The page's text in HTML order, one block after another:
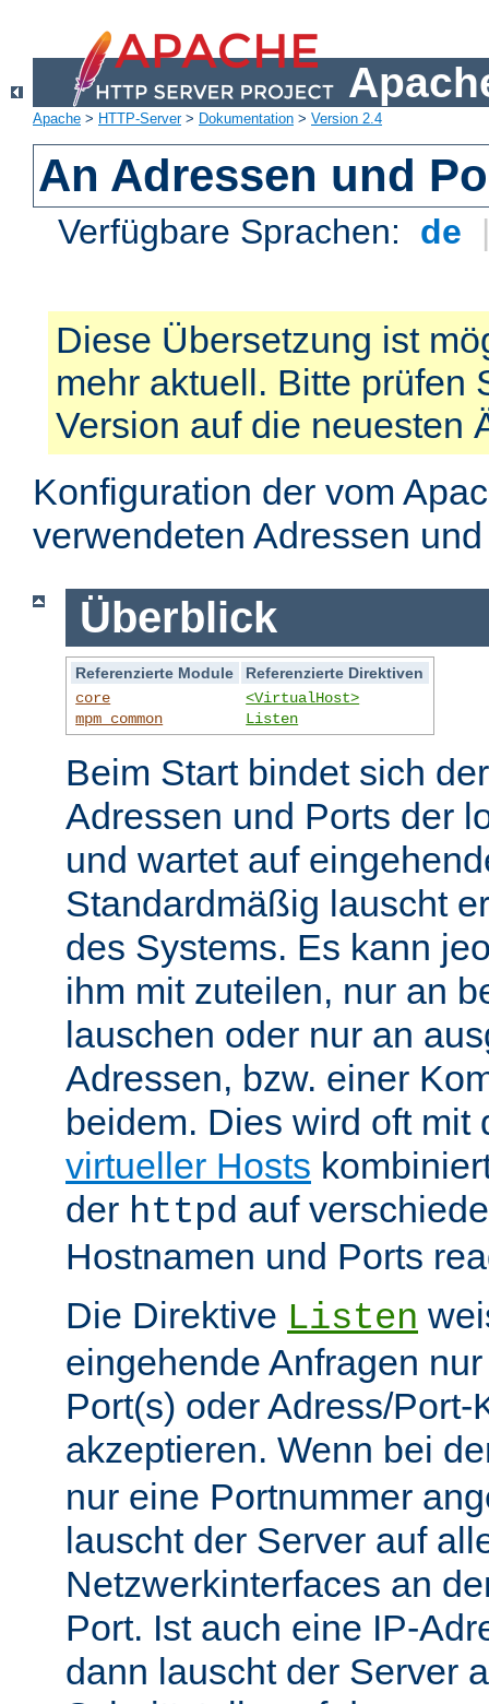
Apache > HTTP-Server> Dokumentation > Version 2.4
An Adressen und
Verfügbare Sprachen: de
Diese Übersetzung ist
mehr aktuell. Bitte prüfen
Version auf die neuesten
Konfiguration der vom
verwendeten Adressen
Überblick
Referenzierte Module
Referenzierte Direktiven
core
mpm_common
<VirtualHost>
Listen
Beim Start bindet sich
Adressen und Ports der
und wartet auf
Standardmäßig lauscht
des Systems. Es kann
ihm mit zuteilen, nur an
lauschen oder nur an
Adressen, bzw. einer
beidem. Dies wird oft mit
virtueller Hosts
der httpd auf
Hostnamen und Ports
Die Direktive Listen
eingehende Anfragen
Port(s) oder Adress/
akzeptieren. Wenn bei
nur eine Portnummer
lauscht der Server auf
Netzwerkinterfaces an
Port. Ist auch eine IP-
dann lauscht der Server